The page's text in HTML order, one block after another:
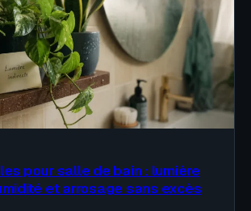
pour salle de bain : lumière
et arrosage sans excès